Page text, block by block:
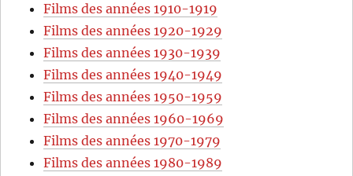
Films des années 1910-1919
Films des années 1920-1929
Films des années 1930-1939
Films des années 1940-1949
Films des années 1950-1959
Films des années 1960-1969
Films des années 1970-1979
Films des années 1980-1989